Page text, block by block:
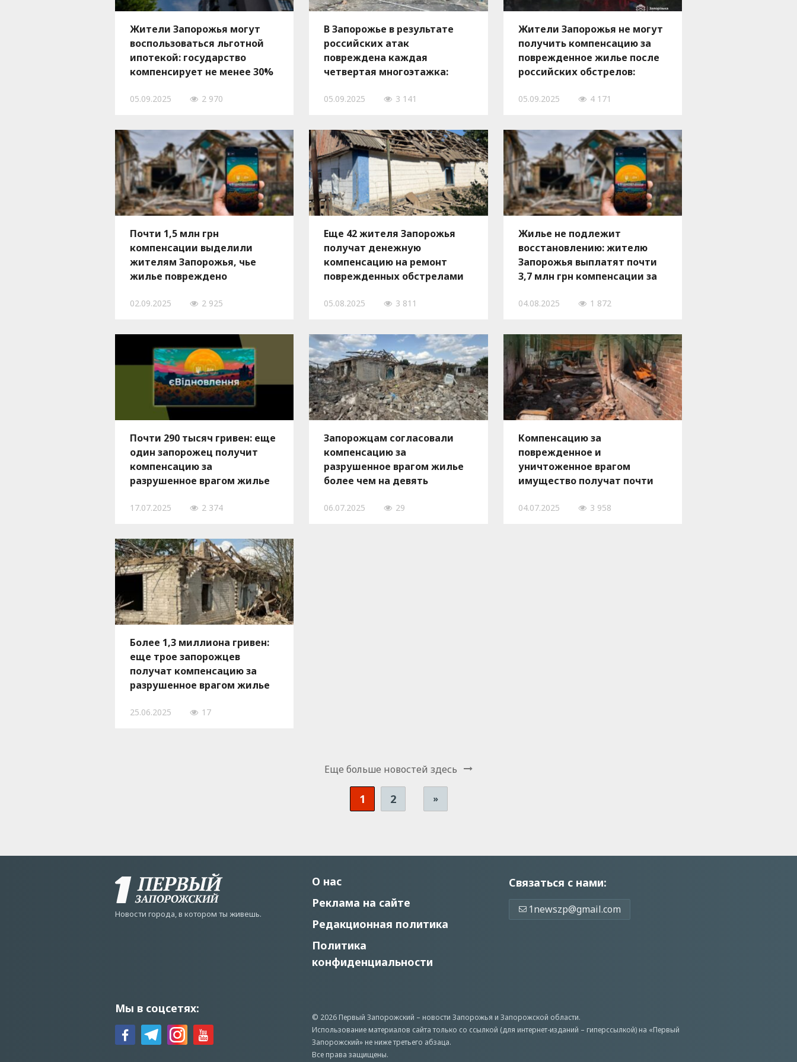
Жители Запорожья могут
воспользоваться льготной
ипотекой: государство
компенсирует не менее 30%
05.09.2025 2 970
В Запорожье в результате
российских атак
повреждена каждая
четвертая многоэтажка:
повреждения три-четыре
05.09.2025 3 141
Жители Запорожья не могут
получить компенсацию за
поврежденное жилье после
российских обстрелов:
документы
05.09.2025 4 171
Почти 1,5 млн грн
компенсации выделили
жителям Запорожья, чье
жилье повреждено
02.09.2025 2 925
Еще 42 жителя Запорожья
получат денежную
компенсацию на ремонт
поврежденных обстрелами
05.08.2025 3 811
Жилье не подлежит
восстановлению: жителю
Запорожья выплатят почти
3,7 млн грн компенсации за
04.08.2025 1 872
Почти 290 тысяч гривен: еще
один запорожец получит
компенсацию за
разрушенное врагом жилье
17.07.2025 2 374
Запорожцам согласовали
компенсацию за
разрушенное врагом жилье
более чем на девять
06.07.2025 29
Компенсацию за
поврежденное и
уничтоженное врагом
имущество получат почти
Запорожской области
04.07.2025 3 958
Более 1,3 миллиона гривен:
еще трое запорожцев
получат компенсацию за
разрушенное врагом жилье
25.06.2025 17
Еще больше новостей здесь
1 2 »
Новости города, в котором ты живешь.
О нас
Реклама на сайте
Редакционная политика
Политика
конфиденциальности
Связаться с нами:
1newszp@gmail.com
Мы в соцсетях:
© 2026 Первый Запорожский – новости Запорожья и Запорожской области.
Использование материалов сайта только со ссылкой (для интернет-изданий – гиперссылкой) на «Первый
Запорожский» не ниже третьего абзаца.
Все права защищены.